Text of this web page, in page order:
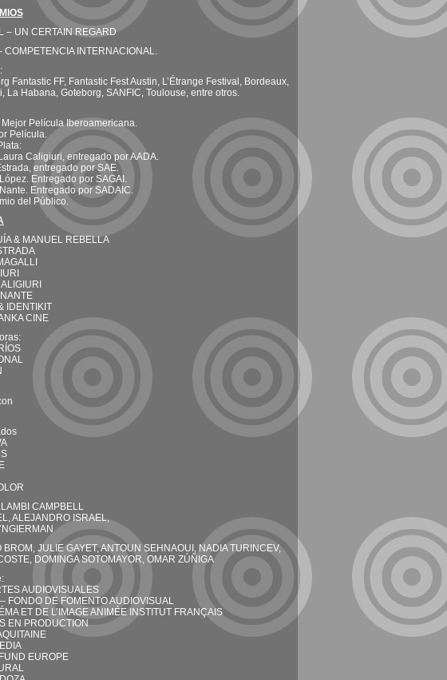
– UN CERTAIN REGARD
COMPETENCIA INTERNACIONAL.
FF, Fantastic Fest Austin, L’Étrange Festival, Bordeaux,
Habana, Goteborg, SANFIC, Toulouse, entre otros.
Película Iberoamericana.
Película.
Caligiuri, entregado por AADA.
entregado por SAE.
Entregado por SAGAI.
Entregado por SADAIC.
del Público.
& MANUEL REBELLA
IDENTIKIT
CINE
CAMPBELL
ALEJANDRO ISRAEL,
JULIE GAYET, ANTOUN SEHNAOUI, NADIA TURINCEV,
DOMINGA SOTOMAYOR, OMAR ZÚÑIGA
AUDIOVISUALES
FONDO DE FOMENTO AUDIOVISUAL
ET DE L’IMAGE ANIMÉE INSTITUT FRANÇAIS
EN PRODUCTION
EUROPE